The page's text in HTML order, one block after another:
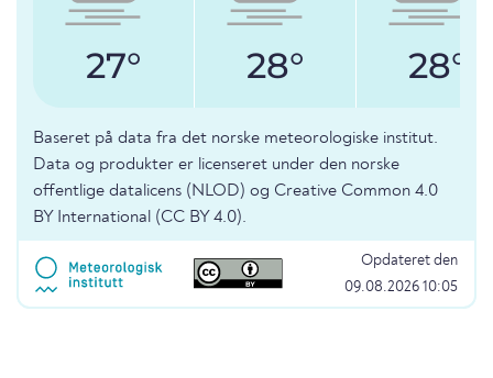
27° 28° 28°
Baseret på data fra det norske meteorologiske institut.
Data og produkter er licenseret under den norske
offentlige datalicens (NLOD) og Creative Common 4.0
BY International (CC BY 4.0).
Opdateret den
09.08.2026 10:05